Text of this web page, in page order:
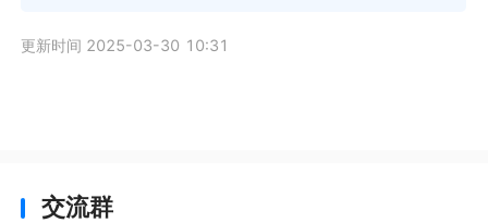
更新时间 2025-03-30 10:31
交流群